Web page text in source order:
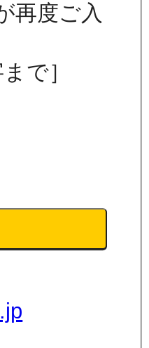
再度ご入
で］